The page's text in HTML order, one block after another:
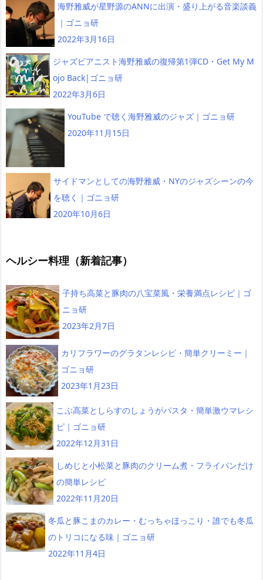
海野雅威が星野源のANNに出演・盛り上がる音楽談義
｜ゴニョ研
2022年3月16日
ジャズピアニスト海野雅威の復帰第1弾CD・Get My M
ojo Back|ゴニョ研
2022年3月6日
YouTube で聴く海野雅威のジャズ｜ゴニョ研
2020年11月15日
サイドマンとしての海野雅威・NYのジャズシーンの今
を聴く｜ゴニョ研
2020年10月6日
ヘルシー料理（新着記事）
子持ち高菜と豚肉の八宝菜風・栄養満点レシピ｜ゴ
ニョ研
2023年2月7日
カリフラワーのグラタンレシピ・簡単クリーミー｜
ゴニョ研
2023年1月23日
こぶ高菜としらすのしょうがパスタ・簡単激ウマレシ
ピ｜ゴニョ研
2022年12月31日
しめじと小松菜と豚肉のクリーム煮・フライパンだけ
の簡単レシピ
2022年11月20日
冬瓜と豚こまのカレー・むっちゃほっこり・誰でも冬瓜
のトリコになる味｜ゴニョ研
2022年11月4日